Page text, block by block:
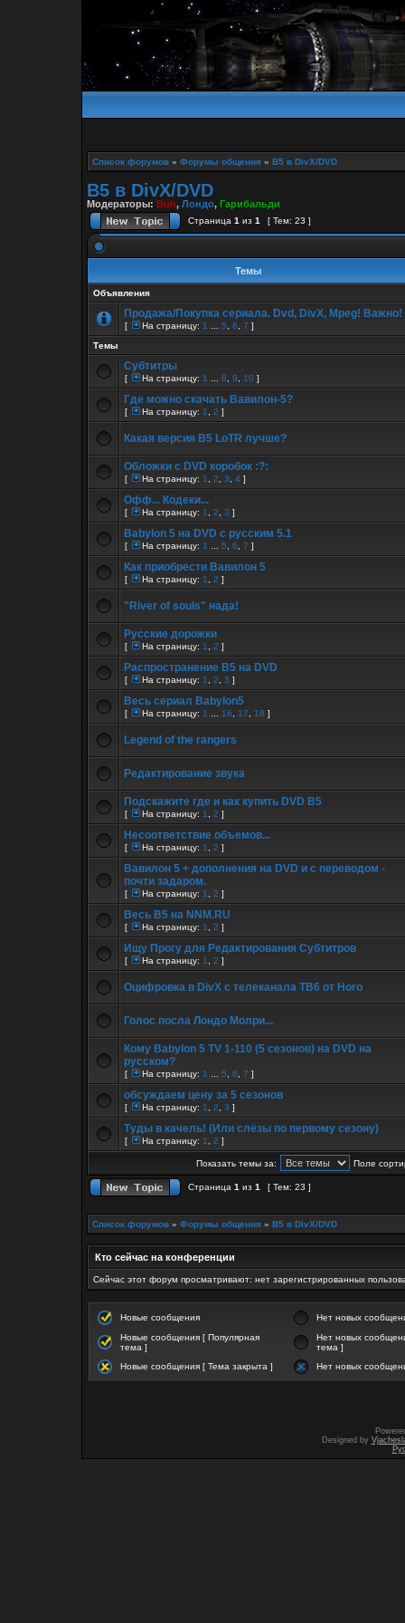
Список форумов » Форумы общения » B5 в DivX/DVD
B5 в DivX/DVD
Модераторы: Buh, Лондо, Гарибальди
Страница 1 из 1 [ Тем: 23 ]
Темы
Объявления
Продажа/Покупка сериала. Dvd, DivX, Mpeg! Важно!
[ На страницу: 1 5 6 7 ]
Темы
Субтитры
[ На страницу: 1 8 9 10 ]
Где можно скачать Вавилон-5?
[ На страницу: 1 2 ]
Какая версия B5 LoTR лучше?
Обложки с DVD коробок :?:
[ На страницу: 1 2 3 4 ]
Офф... Кодеки...
[ На страницу: 1 2 3 ]
Babylon 5 на DVD с русским 5.1
[ На страницу: 1 5 6 7 ]
Как приобрести Вавилон 5
[ На страницу: 1 2 ]
"River of souls" нада!
Русские дорожки
[ На страницу: 1 2 ]
Распространение В5 на DVD
[ На страницу: 1 2 3 ]
Весь сериал Babylon5
[ На страницу: 1 16 17 18 ]
Legend of the rangers
Редактирование звука
Подскажите где и как купить DVD B5
[ На страницу: 1 2 ]
Несоответствие объемов...
[ На страницу: 1 2 ]
Вавилон 5 + дополнения на DVD и с переводом -
почти задаром.
[ На страницу: 1 2 ]
Весь B5 на NNM.RU
[ На страницу: 1 2 ]
Ищу Прогу для Редактирования Субтитров
[ На страницу: 1 2 ]
Оцифровка в DivX с телеканала ТВ6 от Horo
Голос посла Лондо Молри...
Кому Babylon 5 TV 1-110 (5 сезонов) на DVD на
русском?
[ На страницу: 1 5 6 7 ]
обсуждаем цену за 5 сезонов
[ На страницу: 1 2 3 ]
Туды в качель! (Или слёзы по первому сезону)
[ На страницу: 1 2 ]
Показать темы за: Поле
Страница 1 из 1 [ Тем: 23 ]
Список форумов » Форумы общения » B5 в DivX/DVD
Кто сейчас на конференции
Сейчас этот форум просматривают: нет зарегистрированных
Новые сообщения
Нет новых
Новые сообщения [ Популярная
тема ]
Нет новых
тема ]
Новые сообщения [ Тема закрыта ]
Нет новых
Designed by